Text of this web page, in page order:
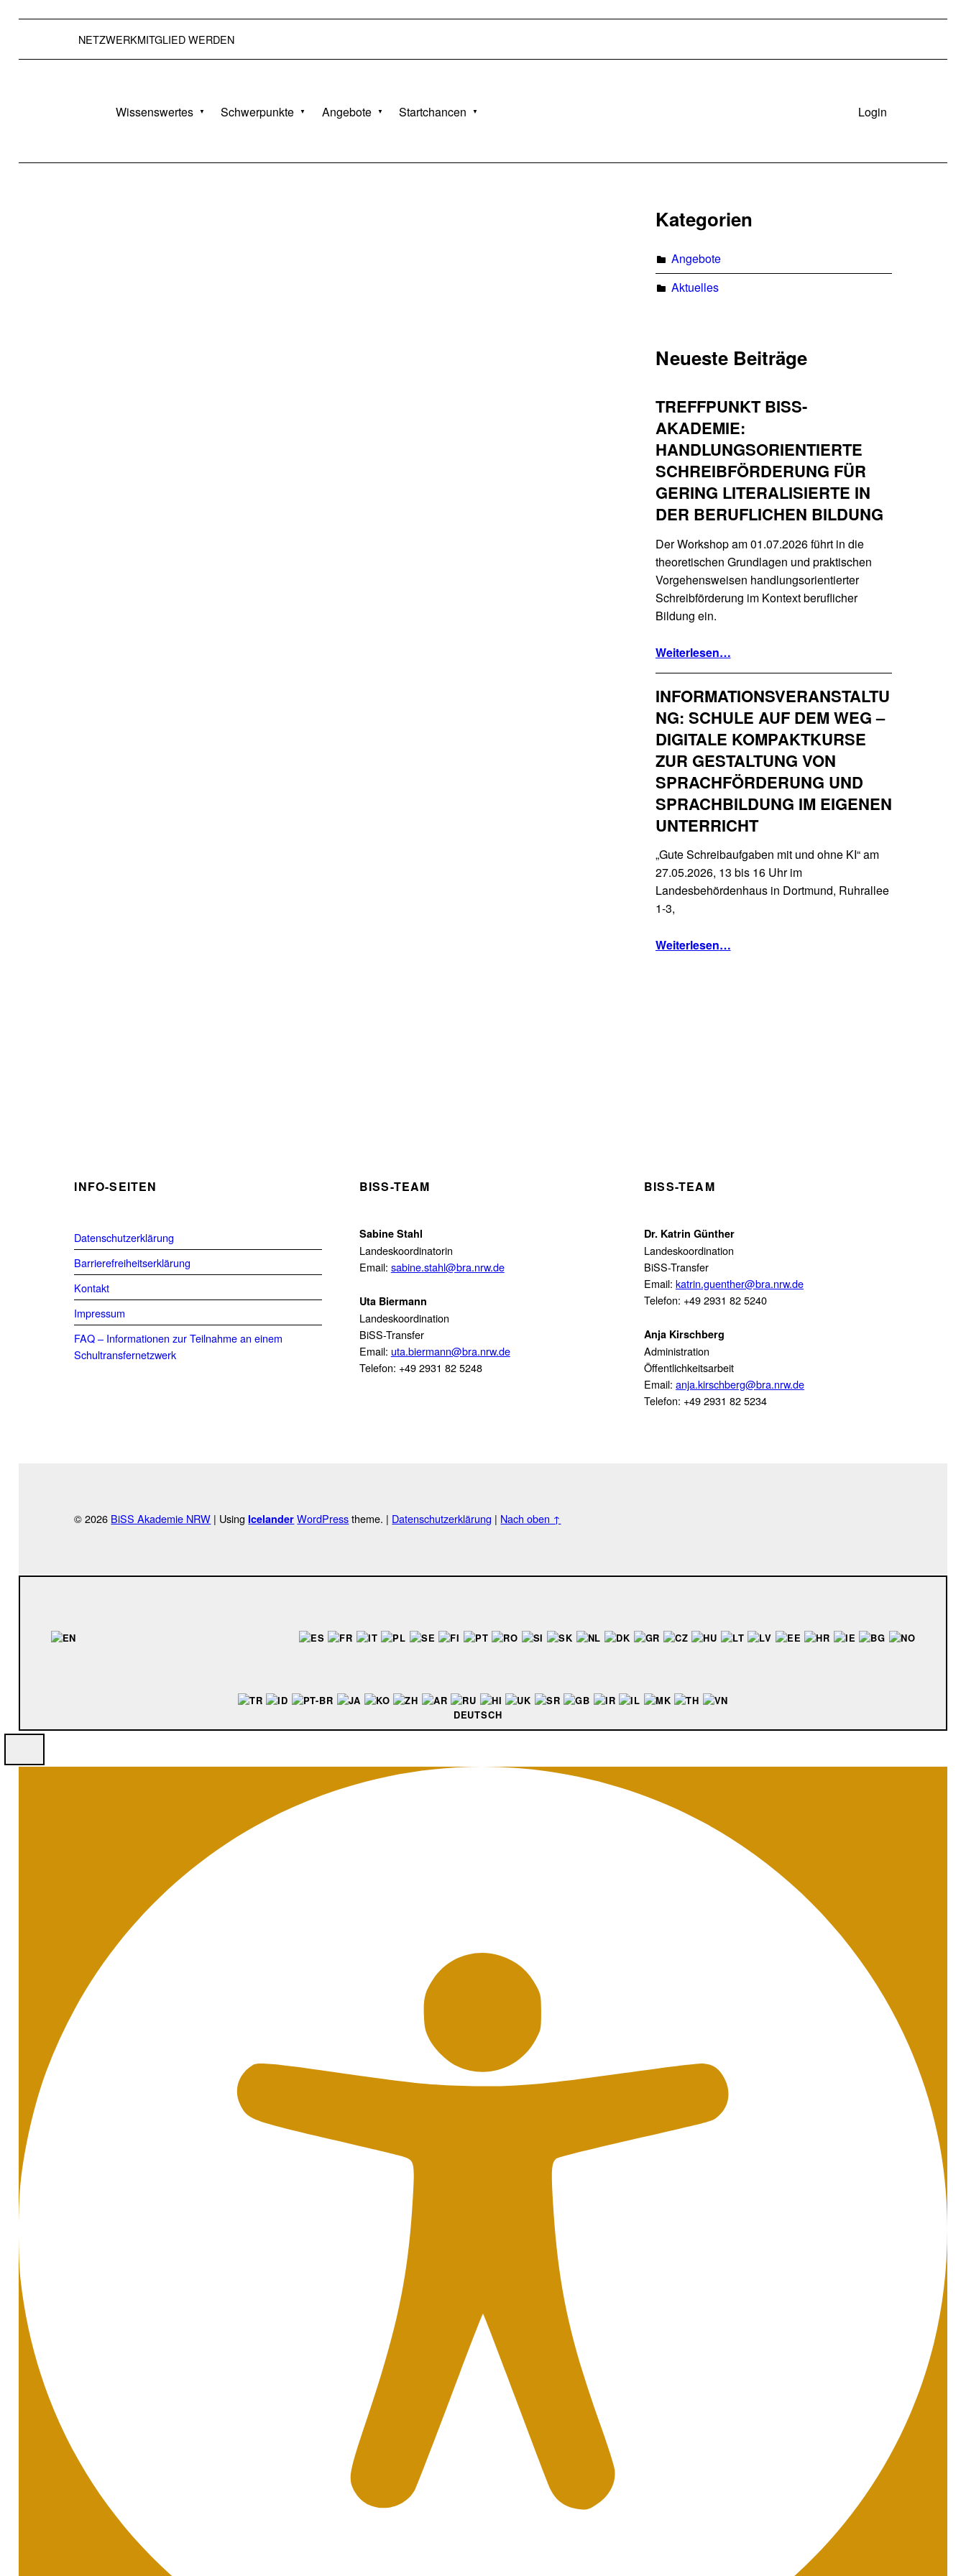
DIE BISS-AKADEMIE NRW BEGLEITET INTERESSIERTE SCHULEN IM BEREICH SPRACHBILDUNG.
Wissenswertes Schwerpunkte Angebote Startchancen Login
NETZWERKMITGLIED WERDEN
Kategorien
Angebote
Aktuelles
Neueste Beiträge
TREFFPUNKT BISS-
AKADEMIE:
HANDLUNGSORIENTIERTE
SCHREIBFÖRDERUNG FÜR
GERING LITERALISIERTE IN
DER BERUFLICHEN BILDUNG
Der Workshop am 01.07.2026 führt in die
theoretischen Grundlagen und praktischen
Vorgehensweisen handlungsorientierter
Schreibförderung im Kontext beruflicher
Bildung ein.
Weiterlesen“Treffpunkt BiSS-Akademie: Handlungsorientierte Schreibförderung für gering Literalisierte in der beruflichen Bildung”
…
INFORMATIONSVERANSTALTU
NG: SCHULE AUF DEM WEG –
DIGITALE KOMPAKTKURSE
ZUR GESTALTUNG VON
SPRACHFÖRDERUNG UND
SPRACHBILDUNG IM EIGENEN
UNTERRICHT
„Gute Schreibaufgaben mit und ohne KI“ am
27.05.2026, 13 bis 16 Uhr im
Landesbehördenhaus in Dortmund, Ruhrallee
1-3,
Weiterlesen“Informationsveranstaltung: Schule auf dem Weg – digitale Kompaktkurse zur Gestaltung von Sprachförderung und Sprachbildung im eigenen Unterricht”
…
INFO-SEITEN
Datenschutzerklärung
Barrierefreiheitserklärung
Kontakt
Impressum
FAQ – Informationen zur Teilnahme an einem
Schultransfernetzwerk
BISS-TEAM
Sabine Stahl
Landeskoordinatorin
Email: sabine.stahl@bra.nrw.de
Uta Biermann
Landeskoordination
BiSS-Transfer
Email: uta.biermann@bra.nrw.de
Telefon: +49 2931 82 5248
BISS-TEAM
Dr. Katrin Günther
Landeskoordination
BiSS-Transfer
Email:katrin.guenther@bra.nrw.de
Telefon: +49 2931 82 5240
Anja Kirschberg
Administration
Öffentlichkeitsarbeit
Email:anja.kirschberg@bra.nrw.de
Telefon: +49 2931 82 5234
© 2026 BiSS Akademie NRW | Using Icelander WordPresstheme. | Datenschutzerklärung | Nach oben ↑
DEUTSCH